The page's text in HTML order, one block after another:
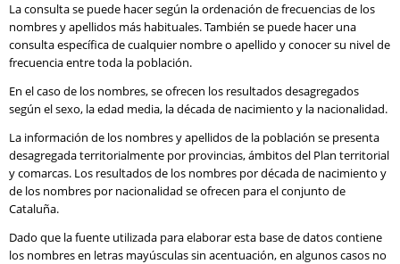
La consulta se puede hacer según la ordenación de frecuencias de los
nombres y apellidos más habituales. También se puede hacer una
consulta específica de cualquier nombre o apellido y conocer su nivel de
frecuencia entre toda la población.
En el caso de los nombres, se ofrecen los resultados desagregados
según el sexo, la edad media, la década de nacimiento y la nacionalidad.
La información de los nombres y apellidos de la población se presenta
desagregada territorialmente por provincias, ámbitos del Plan territorial
y comarcas. Los resultados de los nombres por década de nacimiento y
de los nombres por nacionalidad se ofrecen para el conjunto de
Cataluña.
Dado que la fuente utilizada para elaborar esta base de datos contiene
los nombres en letras mayúsculas sin acentuación, en algunos casos no